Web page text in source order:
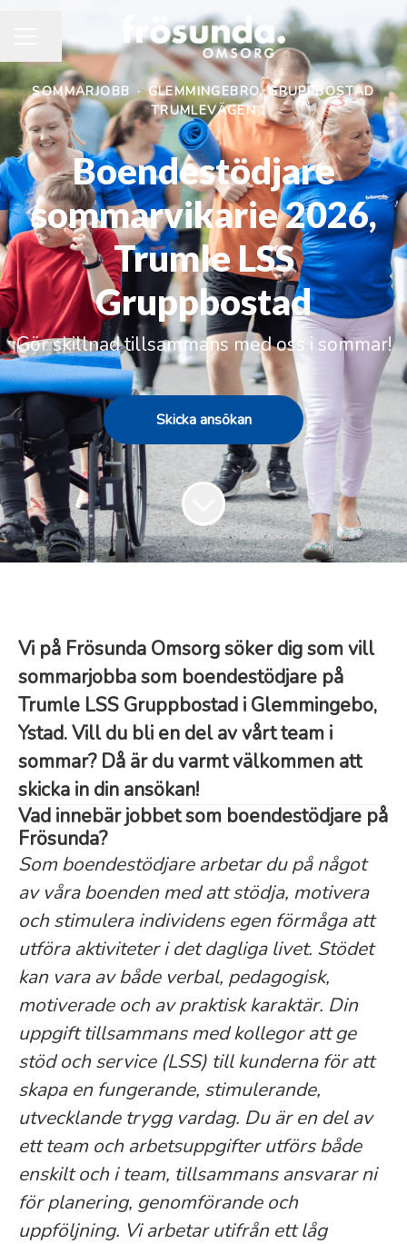
KARRIÄRMENY
Dela sidan
SOMMARJOBB · GLEMMINGEBRO, GRUPPBOSTAD
TRUMLEVÄGEN
Boendestödjare
sommarvikarie 2026,
Trumle LSS
Gruppbostad
Gör skillnad tillsammans med oss i sommar!
Skicka ansökan
Vi på Frösunda Omsorg söker dig som vill
sommarjobba som boendestödjare på
Trumle LSS Gruppbostad i Glemmingebo,
Ystad. Vill du bli en del av vårt team i
sommar? Då är du varmt välkommen att
skicka in din ansökan!
Vad innebär jobbet som boendestödjare på
Frösunda?
Som boendestödjare arbetar du på något
av våra boenden med att stödja, motivera
och stimulera individens egen förmåga att
utföra aktiviteter i det dagliga livet. Stödet
kan vara av både verbal, pedagogisk,
motiverade och av praktisk karaktär. Din
uppgift tillsammans med kollegor att ge
stöd och service (LSS) till kunderna för att
skapa en fungerande, stimulerande,
utvecklande trygg vardag. Du är en del av
ett team och arbetsuppgifter utförs både
enskilt och i team, tillsammans ansvarar ni
för planering, genomförande och
uppföljning. Vi arbetar utifrån ett låg